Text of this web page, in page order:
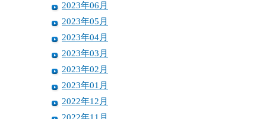
2023年06月
2023年05月
2023年04月
2023年03月
2023年02月
2023年01月
2022年12月
2022年11月